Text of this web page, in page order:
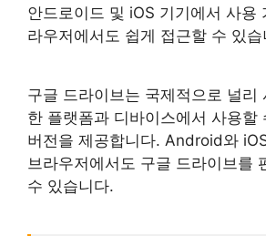
안드로이드 및 iOS 기기에서 사용
라우저에서도 쉽게 접근할 수 있습
구글 드라이브는 국제적으로 널리
한 플랫폼과 디바이스에서 사용할
버전을 제공합니다. Android와
브라우저에서도 구글 드라이브를
수 있습니다.